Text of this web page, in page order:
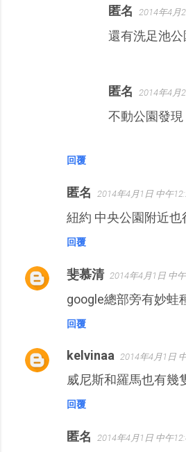
回覆
匿名 2014年4月
還有洗足池公
匿名 2014年4月
不動公園發現
匿名 2014年4月1日 中午
紐約 中央公園附近也
回覆
斐慕清 2014年4月1日 中
google總部旁有妙蛙
回覆
kelvinaa 2014年4月1日
威尼斯和羅馬也有幾
回覆
匿名 2014年4月1日 中午